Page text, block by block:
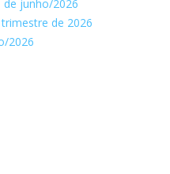
de junho/2026
de 2026
2026